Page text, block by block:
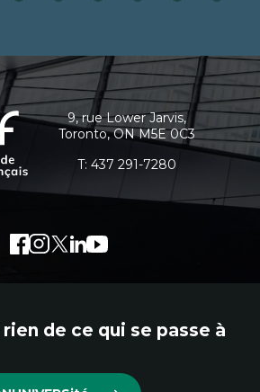
Université
l'Ontario
9, rue Lower Jarvis,
Toronto, ON M5E 0C3
T: 437 291-7280
Facebook
Lien
Cet
s'ouvrira
Instagram
Lien
Cet
s'ouvrira
Twitter
Lien
Cet
s'ouvrira
LinkedIn
Lien
Cet
s'ouvrira
Youtube
Lien
Cet
s'ouvrira
de ce qui se passe à